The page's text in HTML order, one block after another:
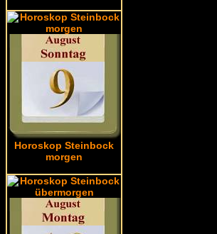
Horoskop Steinbock
morgen